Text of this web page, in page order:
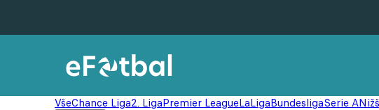
VšeChance Liga2. LigaPremier LeagueLaLigaBundesligaSerie A